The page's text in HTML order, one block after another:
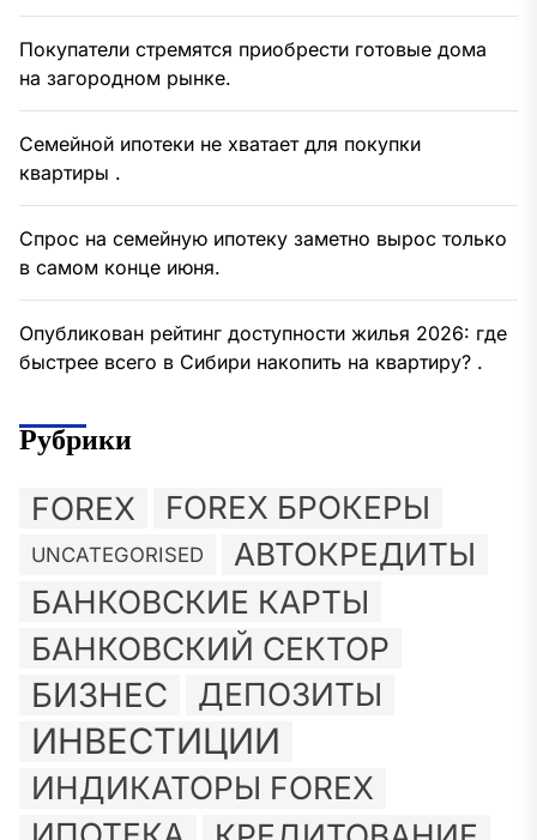
Покупатели стремятся приобрести готовые дома
на загородном рынке.
Семейной ипотеки не хватает для покупки
квартиры .
Спрос на семейную ипотеку заметно вырос только
в самом конце июня.
Опубликован рейтинг доступности жилья 2026: где
быстрее всего в Сибири накопить на квартиру? .
Рубрики
FOREX FOREX БРОКЕРЫ
UNCATEGORISED АВТОКРЕДИТЫ
БАНКОВСКИЕ КАРТЫ
БАНКОВСКИЙ СЕКТОР
БИЗНЕС ДЕПОЗИТЫ
ИНВЕСТИЦИИ
ИНДИКАТОРЫ FOREX